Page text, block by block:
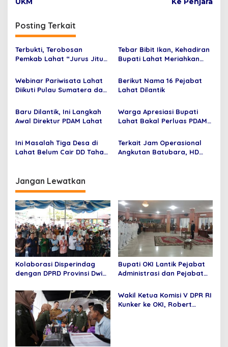
g
a
s
i
p
o
s
Posting Terkait
Terbukti, Terobosan
Pemkab Lahat “Jurus Jitu”
Tebar Bibit Ikan, Kehadiran
Bupati Lahat Meriahkan
Webinar Pariwisata Lahat
Diikuti Pulau Sumatera dan
Berikut Nama 16 Pejabat
Lahat Dilantik
Baru Dilantik, Ini Langkah
Awal Direktur PDAM Lahat
Warga Apresiasi Bupati
Lahat Bakal Perluas PDAM
Ini Masalah Tiga Desa di
Lahat Belum Cair DD Tahap
Terkait Jam Operasional
Angkutan Batubara, HD
Jangan Lewatkan
Kolaborasi Disperindag
dengan DPRD Provinsi Dwi
pasar murah,Bupati
Asgianto, S.T berikan
Apresiasi
Bupati OKI Lantik Pejabat
Administrasi dan Pejabat
Wakil Ketua Komisi V DPR RI
Kunker ke OKI, Robert